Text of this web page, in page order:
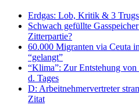
Erdgas: Lob, Kritik & 3
Schwach gefüllte
Zitterpartie?
60.000 Migranten via Ceuta
“gelangt”
“Klima”: Zur Entstehung
d. Tages
D: Arbeitnehmervertreter
Zitat